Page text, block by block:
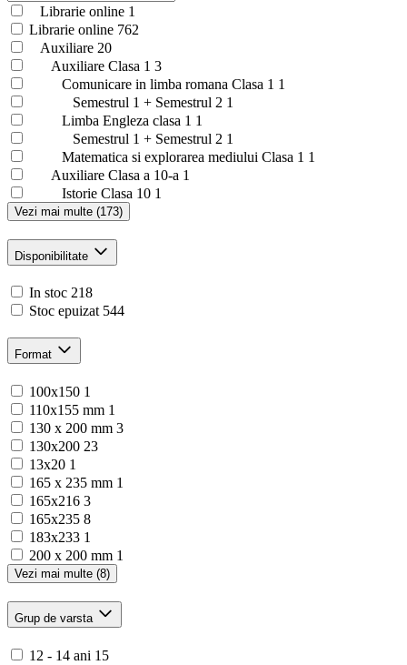
Librarie online 1
Librarie online 762
Auxiliare 20
Auxiliare Clasa 1 3
Comunicare in limba romana Clasa 1 1
Semestrul 1 + Semestrul 2 1
Limba Engleza clasa 1 1
Semestrul 1 + Semestrul 2 1
Matematica si explorarea mediului Clasa 1 1
Auxiliare Clasa a 10-a 1
Istorie Clasa 10 1
Vezi mai multe (173)
Disponibilitate
In stoc 218
Stoc epuizat 544
Format
100x150 1
110x155 mm 1
130 x 200 mm 3
130x200 23
13x20 1
165 x 235 mm 1
165x216 3
165x235 8
183x233 1
200 x 200 mm 1
Vezi mai multe (8)
Grup de varsta
12 - 14 ani 15